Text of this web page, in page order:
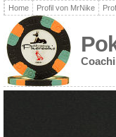
Home Profil von MrNike